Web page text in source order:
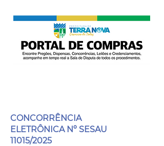
CONCORRÊNCIA
ELETRÔNICA Nº SESAU
11015/2025